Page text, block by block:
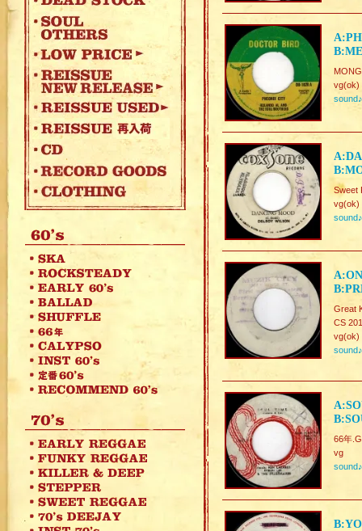
vg(ok)
sound♪
Sweet
vg(ok)
sound♪
Great
CS
vg(ok)
sound♪
66年
vg
sound♪